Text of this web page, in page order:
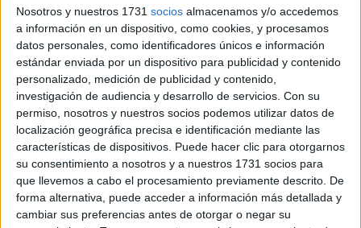
Nosotros y nuestros 1731 socios almacenamos y/o accedemos
a información en un dispositivo, como cookies, y procesamos
datos personales, como identificadores únicos e información
estándar enviada por un dispositivo para publicidad y contenido
personalizado, medición de publicidad y contenido,
investigación de audiencia y desarrollo de servicios. Con su
permiso, nosotros y nuestros socios podemos utilizar datos de
localización geográfica precisa e identificación mediante las
características de dispositivos. Puede hacer clic para otorgarnos
su consentimiento a nosotros y a nuestros 1731 socios para
que llevemos a cabo el procesamiento previamente descrito. De
forma alternativa, puede acceder a información más detallada y
cambiar sus preferencias antes de otorgar o negar su
vecinos de estas dos barriadas. Después de meses de
trabajo en un terreno complicado, incluso enfrentando un
parón debido a conflictos con algunos residentes, el
proyecto avanza a buen ritmo y en la dirección esperada.
El carril de entrada y salida
Uno de los avances más destacados es el perfilado del
nuevo carril de entrada y salida de vehículos, una de
las principales demandas de los vecinos. Este nuevo
acceso conecta la barriada con la parte alta de Los